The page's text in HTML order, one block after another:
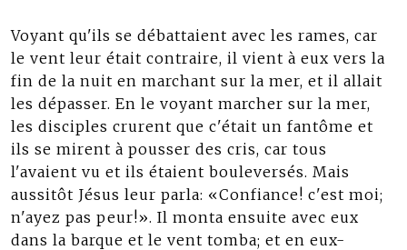
Voyant qu'ils se débattaient avec les rames, car
le vent leur était contraire, il vient à eux vers la
fin de la nuit en marchant sur la mer, et il allait
les dépasser. En le voyant marcher sur la mer,
les disciples crurent que c'était un fantôme et
ils se mirent à pousser des cris, car tous
l'avaient vu et ils étaient bouleversés. Mais
aussitôt Jésus leur parla: «Confiance! c'est moi;
n'ayez pas peur!». Il monta ensuite avec eux
dans la barque et le vent tomba; et en eux-